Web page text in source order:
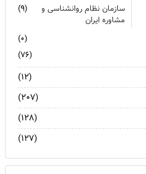
سازمان نظام روانشناسی و
مشاوره ایران
(۹)
(۰)
(۷۶)
(۱۲)
(۲۰۷)
(۱۲۸)
(۱۲۷)